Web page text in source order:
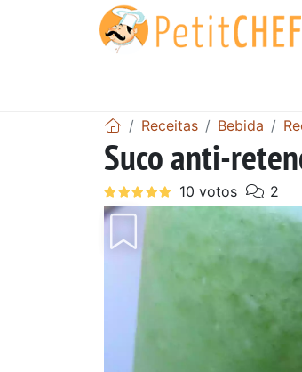
Receitas Bebida
Suco anti-